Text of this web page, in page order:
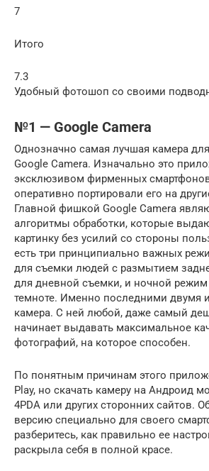
7
Итого
7.3
Удобный фотошоп со своими
№1 — Google Camera
Однозначно самая лучшая камера
Google Camera. Изначально это
эксклюзивом фирменных
оперативно портировали его на
Главной фишкой Google Camera
алгоритмы обработки, которые
картинку без усилий со стороны
есть три принципиально важных
для съемки людей с размытием
для дневной съемки, и ночной
темноте. Именно последними двумя и
камера. С ней любой, даже самый
начинает выдавать максимальное
фотографий, на которое способен.
По понятным причинам этого
Play, но скачать камеру на Андроид
4PDA или других сторонних сайтов.
версию специально для своего
разберитесь, как правильно ее
раскрыла себя в полной красе.